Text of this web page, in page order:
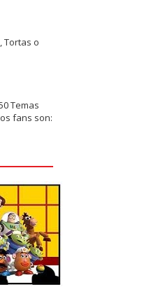
Tortas o
Temas
fans son: